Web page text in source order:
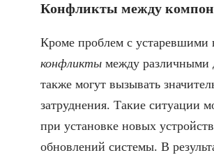
Конфликты между
Кроме проблем с устаревшими
конфликты между различными
также могут вызывать
затруднения. Такие ситуации
при установке новых
обновлений системы. В